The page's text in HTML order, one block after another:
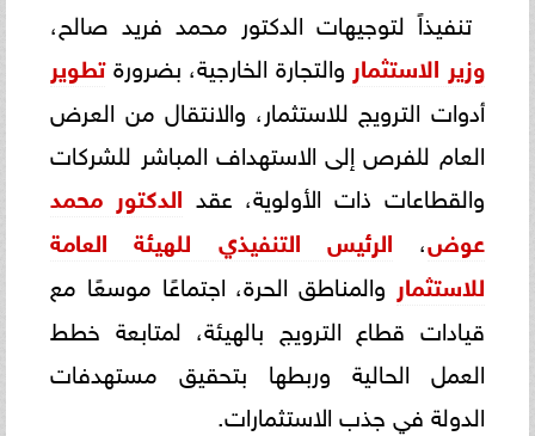
تنفيذاً لتوجيهات الدكتور محمد فريد صالح،
وزير الاستثمار والتجارة الخارجية، بضرورةتطوير
أدوات الترويج للاستثمار، والانتقال من العرض
العام للفرص إلى الاستهداف المباشر للشركات
والقطاعات ذات الأولوية، عقد الدكتور محمد
عوض، الرئيس التنفيذي للهيئة العامة
للاستثمار والمناطق الحرة، اجتماعًا موسعًا مع
قيادات قطاع الترويج بالهيئة، لمتابعة خطط
العمل الحالية وربطها بتحقيق مستهدفات
الدولة في جذب الاستثمارات.